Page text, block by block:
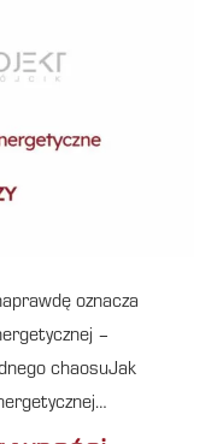
oznacza
–
chaosuJak